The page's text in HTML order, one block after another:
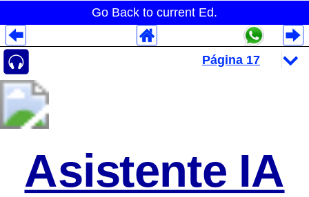
Go Back to current Ed.
Asistente IA
Despliegues Analytics
Despliegues Totales
Despliegues por Rubros